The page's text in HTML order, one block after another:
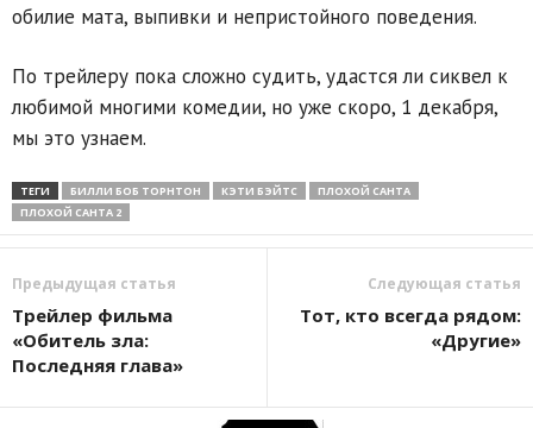
обилие мата, выпивки и непристойного поведения.
По трейлеру пока сложно судить, удастся ли сиквел к
любимой многими комедии, но уже скоро, 1 декабря,
мы это узнаем.
ТЕГИ БИЛЛИ БОБ ТОРНТОН КЭТИ БЭЙТС
ПЛОХОЙ САНТА
ПЛОХОЙ САНТА 2
Предыдущая статья
Трейлер фильма
«Обитель зла:
Последняя глава»
Следующая статья
Тот, кто всегда рядом:
«Другие»